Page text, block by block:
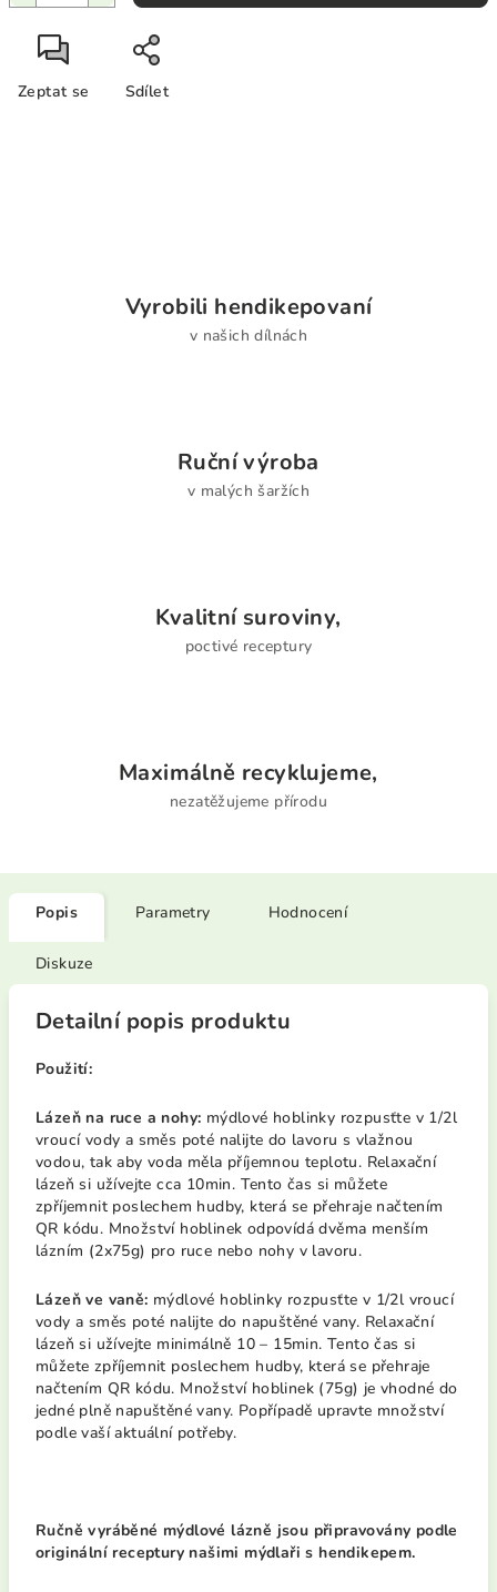
Zeptat se Sdílet
Vyrobili hendikepovaní
v našich dílnách
Ruční výroba
v malých šaržích
Kvalitní suroviny,
poctivé receptury
Maximálně recyklujeme,
nezatěžujeme přírodu
Popis Parametry Hodnocení
Diskuze
Detailní popis produktu
Použití:
Lázeň na ruce a nohy: mýdlové hoblinky rozpusťte v 1/2l
vroucí vody a směs poté nalijte do lavoru s vlažnou
vodou, tak aby voda měla příjemnou teplotu. Relaxační
lázeň si užívejte cca 10min. Tento čas si můžete
zpříjemnit poslechem hudby, která se přehraje načtením
QR kódu. Množství hoblinek odpovídá dvěma menším
lázním (2x75g) pro ruce nebo nohy v lavoru.
Lázeň ve vaně: mýdlové hoblinky rozpusťte v 1/2l vroucí
vody a směs poté nalijte do napuštěné vany. Relaxační
lázeň si užívejte minimálně 10 – 15min. Tento čas si
můžete zpříjemnit poslechem hudby, která se přehraje
načtením QR kódu. Množství hoblinek (75g) je vhodné do
jedné plně napuštěné vany. Popřípadě upravte množství
podle vaší aktuální potřeby.
Ručně vyráběné mýdlové lázně jsou připravovány podle
originální receptury našimi mýdlaři s hendikepem.